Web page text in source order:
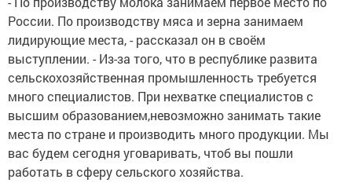
России. По производству мяса и зерна занимаем
лидирующие места, - рассказал он в своём
выступлении. - Из-за того, что в республике развита
сельскохозяйственная промышленность требуется
много специалистов. При нехватке специалистов с
высшим образованием,невозможно занимать такие
места по стране и производить много продукции. Мы
вас будем сегодня уговаривать, чтоб вы пошли
работать в сферу сельского хозяйства.